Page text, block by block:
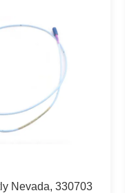
Nevada, 330703